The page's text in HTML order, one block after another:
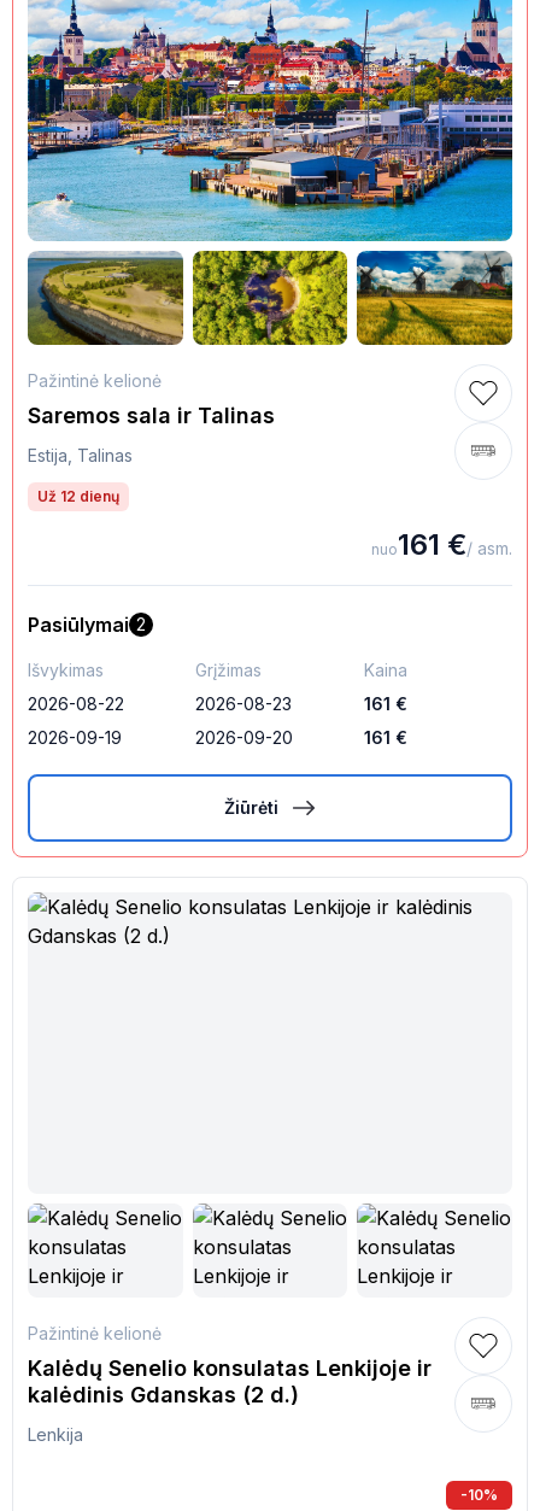
Pažintinė kelionė
Saremos sala ir Talinas
Estija, Talinas
Už 12 dienų
nuo161 €/ asm.
Pasiūlymai 2
Išvykimas Grįžimas
Kaina
2026-08-22
2026-08-23 161 €
2026-09-19
2026-09-20 161 €
Žiūrėti
Pažintinė kelionė
Kalėdų Senelio konsulatas Lenkijoje ir
kalėdinis Gdanskas (2 d.)
Lenkija
-10%